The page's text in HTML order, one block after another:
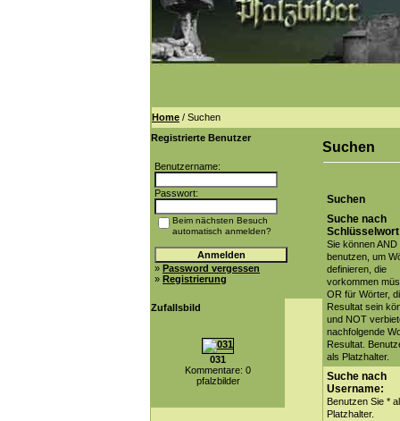
Home / Suchen
Registrierte Benutzer
Benutzername:
Passwort:
Beim nächsten Besuch
automatisch anmelden?
» Password vergessen
» Registrierung
Zufallsbild
031
Kommentare: 0
pfalzbilder
Suchen
Suchen
Suche nach
Sie können AND
benutzen, um
definieren, die
vorkommen
OR für Wörter,
Resultat sein
und NOT
nachfolgende
Resultat.
als Platzhalter.
Suche nach
Username:
Benutzen Sie *
Platzhalter.